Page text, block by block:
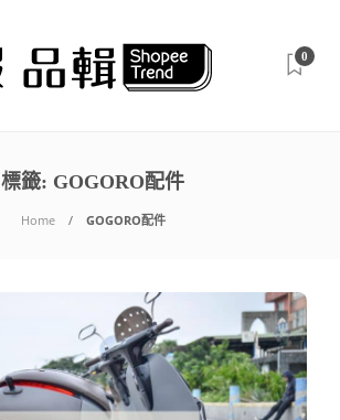
0
標籤: GOGORO配件
Home GOGORO配件